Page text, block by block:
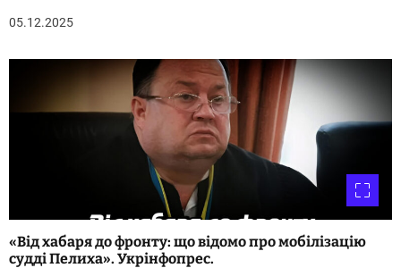
05.12.2025
«Від хабаря до фронту: що відомо про мобілізацію
судді Пелиха». Укрінфопрес.